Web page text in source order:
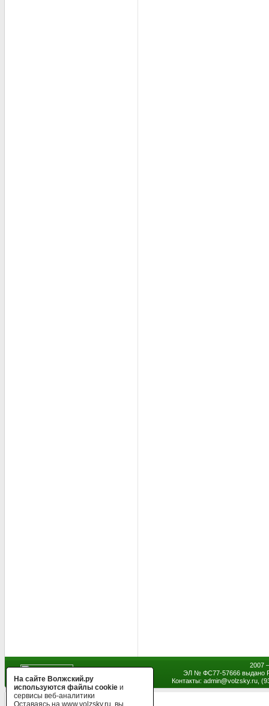
2007
ЭЛ № ФС77-57666 выдано
Контакты: admin@volzsky.ru,
На сайте Волжский.ру
используются файлы cookie и
сервисы веб-аналитики
Оставаясь на www.volzsky.ru, вы